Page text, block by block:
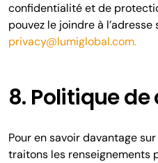
confidentialité et de
pouvez le joindre à l’adresse
privacy@lumiglobal.com.
8. Politique
Pour en savoir davantage
traitons les renseignements